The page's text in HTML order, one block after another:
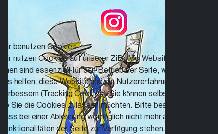
Wir benutzen Cookies
Wir nutzen Cookies auf unserer ZiBoMo Website. Einige von
ihnen sind essenziell für den Betrieb der Seite, während andere
uns helfen, diese Website und die Nutzererfahrung zu
verbessern (Tracking Cookies). Sie können selbst entscheiden,
ob Sie die Cookies zulassen möchten. Bitte beachten Sie,
dass bei einer Ablehnung womöglich nicht mehr alle
Funktionalitäten der Seite zur Verfügung stehen.